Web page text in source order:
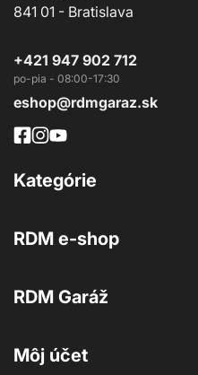
841 01 - Bratislava
+421 947 902 712
eshop@rdmgaraz.sk
Kategórie
Interiér
Leštenie
RDM e-shop
Obchodné podmienky
Reklamácie a vrátenie tovaru
RDM Garáž
Ochranné fólie
Môj účet